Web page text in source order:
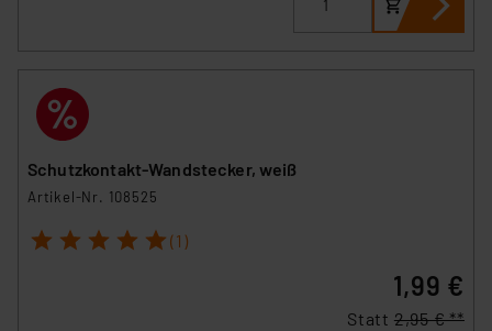
Schutzkontakt-Wandstecker, weiß
Artikel-Nr. 108525
1 2 3 4 5 (1)
1,99 €
Statt 2,95 € **